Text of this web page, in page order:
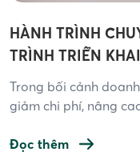
HÀNH TRÌNH
TRÌNH TRIỂN
BÊN
Trong bối cảnh
giảm chi phí, nâng
nhiên hóa lỏng
Đọc thêm